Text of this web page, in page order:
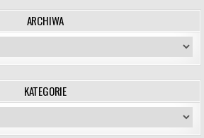
ARCHIWA
KATEGORIE